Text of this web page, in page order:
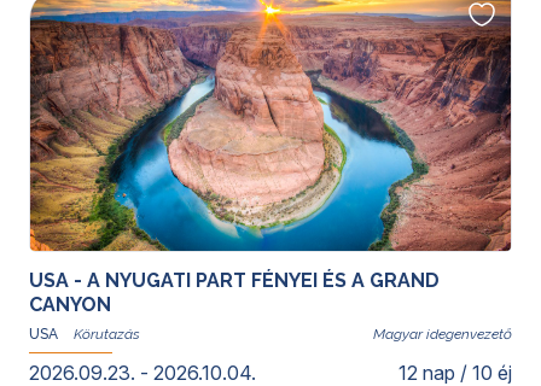
Államokról kattintson ide.
USA - A NYUGATI PART FÉNYEI ÉS A GRAND
CANYON
USA Magyar idegenvezető
2026.09.23. - 2026.10.04. 12 nap / 10 éj